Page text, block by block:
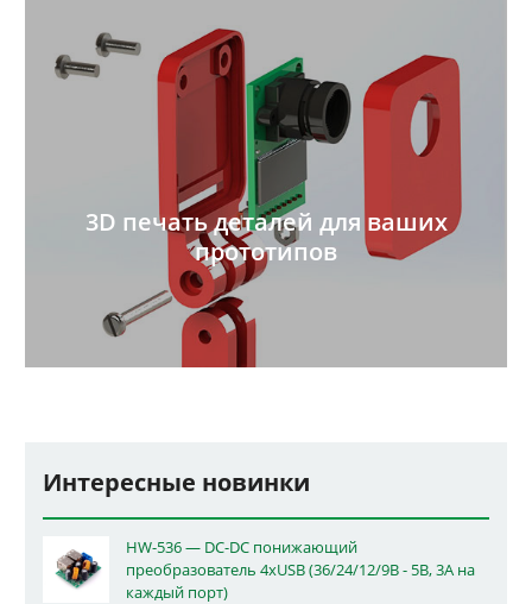
3D печать деталей для ваших
прототипов
Интересные новинки
HW-536 — DC-DC понижающий
преобразователь 4xUSB (36/24/12/9В - 5В, 3А на
каждый порт)